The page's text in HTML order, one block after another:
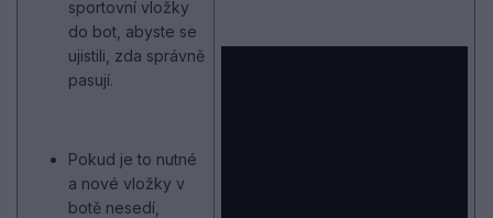
sportovní vložky
do bot, abyste se
ujistili, zda správně
pasují.
Pokud je to nutné
a nové vložky v
botě nesedí,